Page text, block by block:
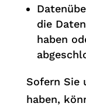
die
haben
Sofern Sie
haben,